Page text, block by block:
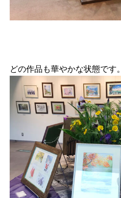
どの作品も華やかな状態です。